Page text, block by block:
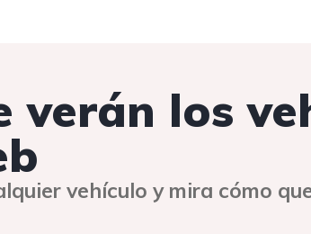
verán los
vehículo y mira cómo